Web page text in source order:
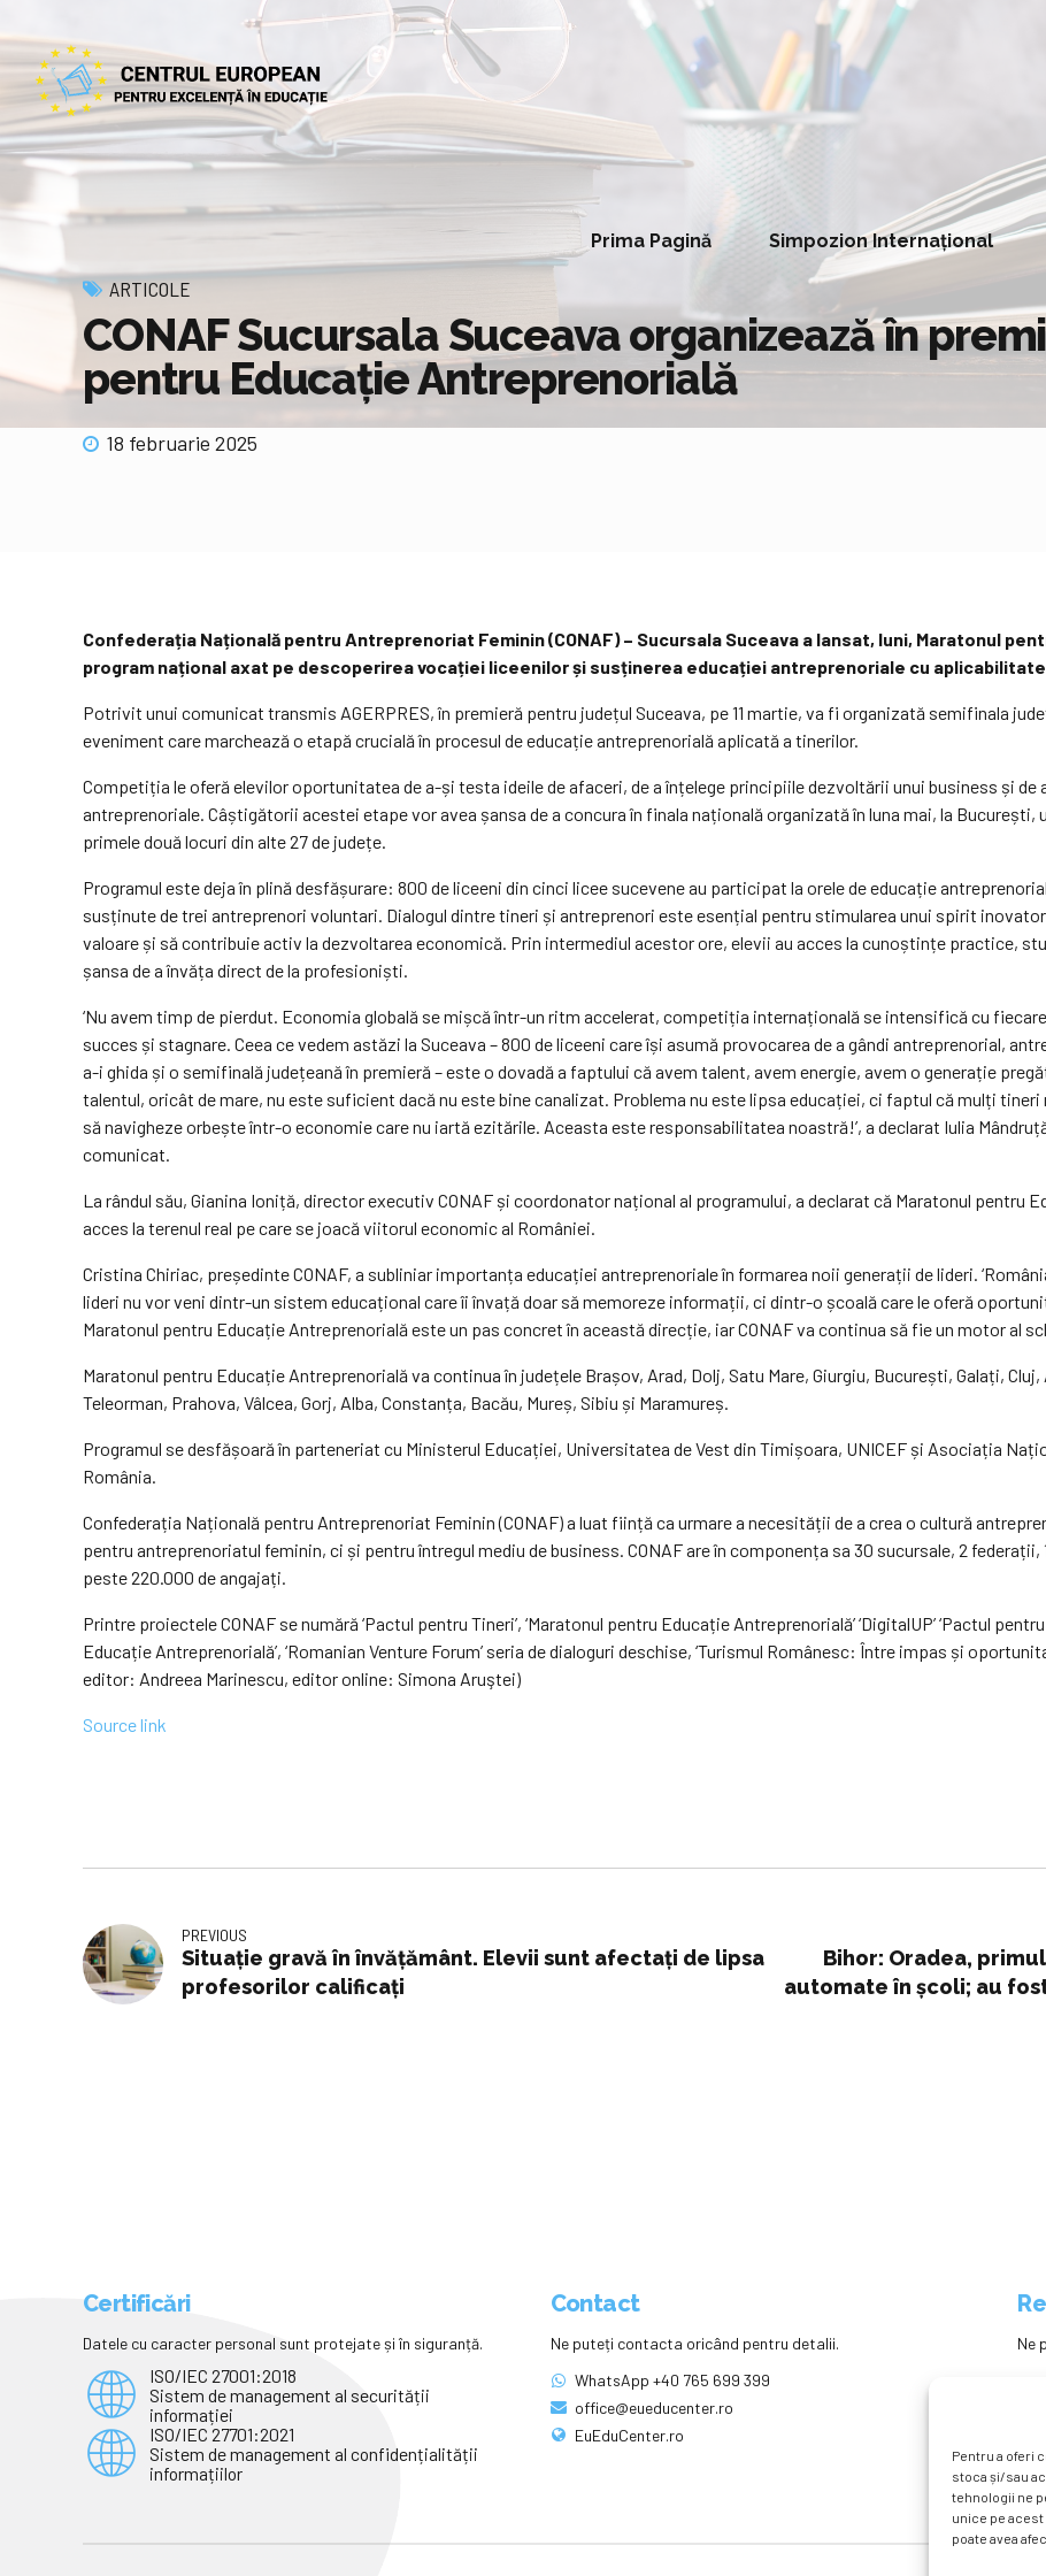
Pentru a oferi
stoca și/sau
tehnologii ne
unice pe
poate avea
Prima Pagină Simpozion Internațional
ARTICOLE
CONAF Sucursala Suceava organizează în
pentru Educație Antreprenorială
18 februarie 2025
Confederația Națională pentru Antreprenoriat Feminin (CONAF) – Sucursala Suceava a lansat, luni, Maratonul
program național axat pe descoperirea vocației liceenilor și susținerea educației antreprenoriale cu
Potrivit unui comunicat transmis AGERPRES, în premieră pentru județul Suceava, pe 11 martie, va fi organizată semifinala
eveniment care marchează o etapă crucială în procesul de educație antreprenorială aplicată a tinerilor.
Competiția le oferă elevilor oportunitatea de a-și testa ideile de afaceri, de a înțelege principiile dezvoltării unui business și
antreprenoriale. Câștigătorii acestei etape vor avea șansa de a concura în finala națională organizată în luna mai, la
primele două locuri din alte 27 de județe.
Programul este deja în plină desfășurare: 800 de liceeni din cinci licee sucevene au participat la orele de educație
susținute de trei antreprenori voluntari. Dialogul dintre tineri și antreprenori este esențial pentru stimularea unui spirit
valoare și să contribuie activ la dezvoltarea economică. Prin intermediul acestor ore, elevii au acces la cunoștințe practice,
șansa de a învăța direct de la profesioniști.
‘Nu avem timp de pierdut. Economia globală se mișcă într-un ritm accelerat, competiția internațională se intensifică cu
succes și stagnare. Ceea ce vedem astăzi la Suceava – 800 de liceeni care își asumă provocarea de a gândi antreprenorial,
a-i ghida și o semifinală județeană în premieră – este o dovadă a faptului că avem talent, avem energie, avem o generație
talentul, oricât de mare, nu este suficient dacă nu este bine canalizat. Problema nu este lipsa educației, ci faptul că mulți
să navigheze orbește într-o economie care nu iartă ezitările. Aceasta este responsabilitatea noastră!’, a declarat Iulia
comunicat.
La rândul său, Gianina Ioniță, director executiv CONAF și coordonator național al programului, a declarat că Maratonul pentru
acces la terenul real pe care se joacă viitorul economic al României.
Cristina Chiriac, președinte CONAF, a subliniar importanța educației antreprenoriale în formarea noii generații de lideri.
lideri nu vor veni dintr-un sistem educațional care îi învață doar să memoreze informații, ci dintr-o școală care le oferă
Maratonul pentru Educație Antreprenorială este un pas concret în această direcție, iar CONAF va continua să fie un motor al
Maratonul pentru Educație Antreprenorială va continua în județele Brașov, Arad, Dolj, Satu Mare, Giurgiu, București, Galați,
Teleorman, Prahova, Vâlcea, Gorj, Alba, Constanța, Bacău, Mureș, Sibiu și Maramureș.
Programul se desfășoară în parteneriat cu Ministerul Educației, Universitatea de Vest din Timișoara, UNICEF și Asociația
România.
Confederația Națională pentru Antreprenoriat Feminin (CONAF) a luat ființă ca urmare a necesității de a crea o cultură
pentru antreprenoriatul feminin, ci și pentru întregul mediu de business. CONAF are în componența sa 30 sucursale, 2
peste 220.000 de angajați.
Printre proiectele CONAF se numără ‘Pactul pentru Tineri’, ‘Maratonul pentru Educație Antreprenorială’ ‘DigitalUP’ ‘Pactul
Educație Antreprenorială’, ‘Romanian Venture Forum’ seria de dialoguri deschise, ‘Turismul Românesc: Între impas și
editor: Andreea Marinescu, editor online: Simona Aruştei)
Source link
PREVIOUS
Situație gravă în învățământ. Elevii sunt afectați de lipsa
profesorilor calificați
Bihor: Oradea,
automate în școli; au
Certificări
Datele cu caracter personal sunt protejate și în siguranță.
ISO/IEC 27001:2018
Sistem de management al securității
informației
ISO/IEC 27701:2021
Sistem de management al confidențialității
informațiilor
Contact
Ne puteți contacta oricând pentru detalii.
WhatsApp +40 765 699 399
office@eueducenter.ro
EuEduCenter.ro
Ne